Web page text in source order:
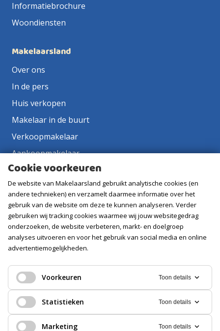
Informatiebrochure
Woondiensten
Makelaarsland
Over ons
In de pers
Huis verkopen
Makelaar in de buurt
Verkoopmakelaar
Aankoopmakelaar
Contact
Vacatures
Volg ons
Cookie voorkeuren
De website van Makelaarsland gebruikt analytische cookies (en
andere technieken) en verzamelt daarmee informatie over het
gebruik van de website om deze te kunnen analyseren. Verder
gebruiken wij tracking cookies waarmee wij jouw websitegedrag
onderzoeken, de website verbeteren, markt- en doelgroep
analyses uitvoeren en voor het gebruik van social media en online
advertentiemogelijkheden.
Voorkeuren Toon details
Statistieken Toon details
Marketing Toon details